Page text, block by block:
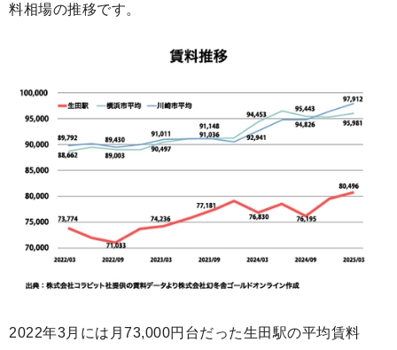
料相場の推移です。
2022年3月には月73,000円台だった生田駅の平均賃料